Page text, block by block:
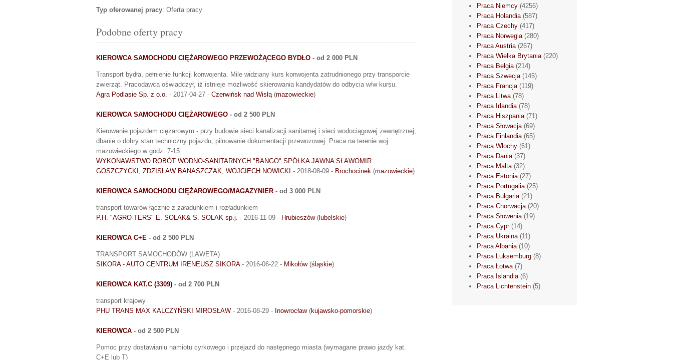
Typ oferowanej pracy: Oferta pracy
Podobne oferty pracy
KIEROWCA SAMOCHODU CIĘŻAROWEGO PRZEWOŻĄCEGO BYDŁO - od 2 000 PLN
Transport bydła, pełnienie funkcji konwojenta. Mile widziany kurs konwojenta zatrudnionego przy transporcie
zwierząt. Pracodawca oświadczył, iż istnieje mozliwość skierowania kandydatów do odbycia w/w kursu.
Agra Podlasie Sp. z o.o. - 2017-04-27 - Czerwińsk nad Wisłą(mazowieckie)
KIEROWCA SAMOCHODU CIĘŻAROWEGO - od 2 500 PLN
Kierowanie pojazdem ciężarowym - przy budowie sieci kanalizacji sanitarnej i sieci wodociągowej zewnętrznej;
dbanie o dobry stan techniczny pojazdu; pilnowanie dokumentacji przewozowej. Praca na terenie woj.
mazowieckiego w godz. 7-15.
WYKONAWSTWO ROBÓT WODNO-SANITARNYCH "BANGO" SPÓŁKA JAWNA SŁAWOMIR
GOSZCZYCKI, ZDZISŁAW BANASZCZAK, WOJCIECH NOWICKI - 2018-08-09 - Brochocinek (mazowieckie)
KIEROWCA SAMOCHODU CIĘŻAROWEGO/MAGAZYNIER - od 3 000 PLN
transport towarów łącznie z załadunkiem i rozładunkiem
P.H. "AGRO-TERS" E. SOLAK& S. SOLAK sp.j. - 2016-11-09 - Hrubieszów( lubelskie)
KIEROWCA C+E - od 2 500 PLN
TRANSPORT SAMOCHODÓW (LAWETA)
SIKORA - AUTO CENTRUM IRENEUSZ SIKORA- 2016-06-22 - Mikołów(śląskie)
KIEROWCA KAT.C (3309) - od 2 700 PLN
transport krajowy
PHU TRANS MAX KALCZYŃSKI MIROSŁAW - 2016-08-29 - Inowrocław(kujawsko-pomorskie)
KIEROWCA - od 2 500 PLN
Pomoc przy dostawianiu namiotu cyrkowego i przejazd do następnego miasta (wymagane prawo jazdy kat.
C+E lub T)
Praca Niemcy (4256)
Praca Holandia(587)
Praca Czechy (417)
Praca Norwegia(280)
Praca Austria(267)
Praca Wielka Brytania(220)
Praca Belgia(214)
Praca Szwecja(145)
Praca Francja(119)
Praca Litwa(78)
Praca Irlandia(78)
Praca Hiszpania(71)
Praca Słowacja(69)
Praca Finlandia(65)
Praca Włochy (61)
Praca Dania(37)
Praca Malta(32)
Praca Estonia(27)
Praca Portugalia(25)
Praca Bułgaria(21)
Praca Chorwacja(20)
Praca Słowenia(19)
Praca Cypr(14)
Praca Ukraina(11)
Praca Albania(10)
Praca Luksemburg (8)
Praca Łotwa(7)
Praca Islandia(6)
Praca Lichtenstein (5)